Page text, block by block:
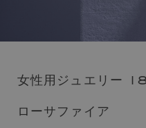
女性用ジュエリー
ローサファイア